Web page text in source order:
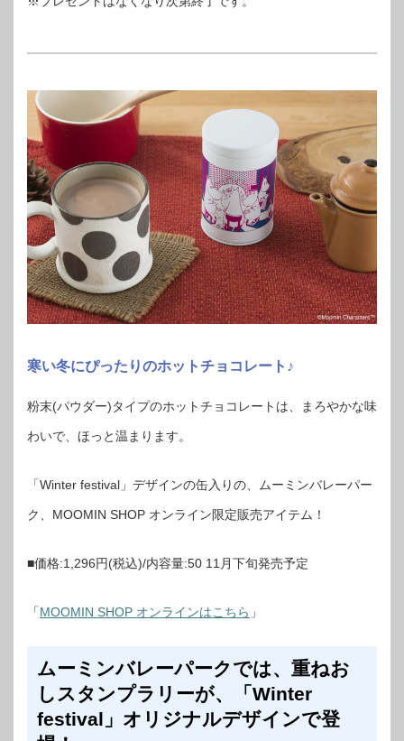
寒い冬にぴったりのホットチョコレート♪
粉末(パウダー)タイプのホットチョコレートは、まろやかな味
わいで、ほっと温まります。
「Winter festival」デザインの缶入りの、ムーミンバレーパー
ク、MOOMIN SHOP オンライン限定販売アイテム！
■価格:1,296円(税込)/内容量:50 11月下旬発売予定
「MOOMIN SHOP オンラインはこちら 」
ムーミンバレーパークでは、重ねお
しスタンプラリーが、「Winter
festival」オリジナルデザインで登